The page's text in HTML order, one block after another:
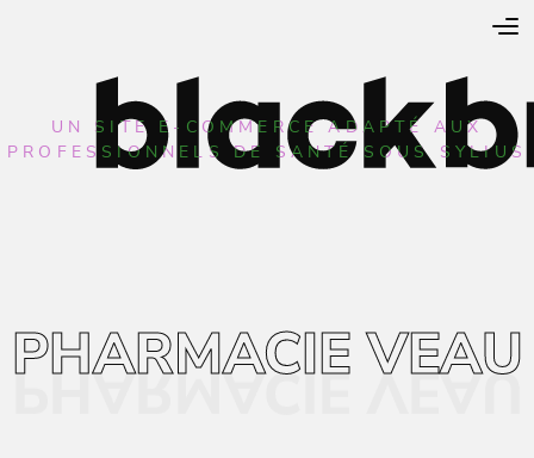
UN SITE E-COMMERCE ADAPTÉ AUX
PROFESSIONNELS DE SANTÉ SOUS SYLIUS
PHARMACIE VEAU